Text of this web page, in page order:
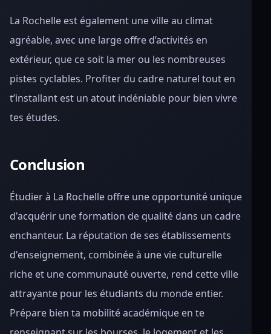
La Rochelle est également une ville au climat
agréable, avec une large offre d’activités en
extérieur, que ce soit la mer ou les nombreuses
pistes cyclables. Profiter du cadre naturel tout en
t’installant est un atout indéniable pour bien vivre
tes études.
Conclusion
Étudier à La Rochelle offre une opportunité unique
d'acquérir une formation de qualité dans un cadre
enchanteur. La réputation de ses établissements
d'enseignement, combinée à une vie culturelle
riche et une communauté ouverte, rend cette ville
attrayante pour les étudiants du monde entier.
Prépare bien ta mobilité académique en te